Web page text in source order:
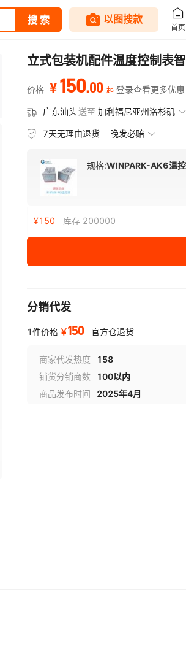
立式包装机配件温度控制表
价格 ¥150.00 起 登录查看更多优惠
广东汕头送至 加利福尼亚州洛杉矶
7天无理由退货 晚发必赔
规格:WINPARK-AK6温
¥150 库存 200000
分销代发
1件价格 ￥150 官方仓退货
商家代发热度
158
铺货分销商数
100以内
商品发布时间
2025年4月